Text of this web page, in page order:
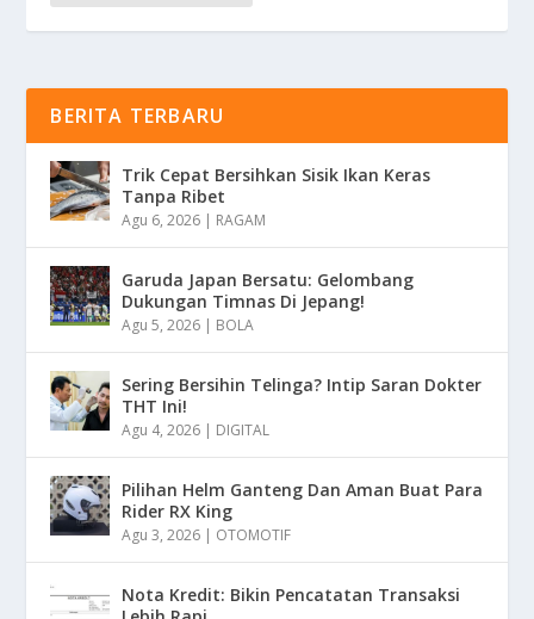
BERITA TERBARU
Trik Cepat Bersihkan Sisik Ikan Keras
Tanpa Ribet
Agu 6, 2026 | RAGAM
Garuda Japan Bersatu: Gelombang
Dukungan Timnas Di Jepang!
Agu 5, 2026 | BOLA
Sering Bersihin Telinga? Intip Saran Dokter
THT Ini!
Agu 4, 2026 | DIGITAL
Pilihan Helm Ganteng Dan Aman Buat Para
Rider RX King
Agu 3, 2026 | OTOMOTIF
Nota Kredit: Bikin Pencatatan Transaksi